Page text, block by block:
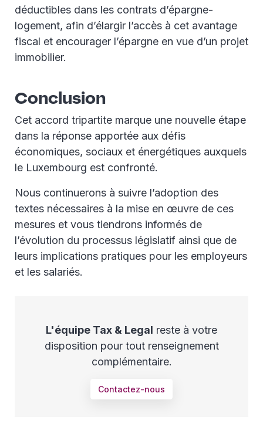
déductibles dans les contrats d’épargne-
logement, afin d’élargir l’accès à cet avantage
fiscal et encourager l’épargne en vue d’un projet
immobilier.
Conclusion
Cet accord tripartite marque une nouvelle étape
dans la réponse apportée aux défis
économiques, sociaux et énergétiques auxquels
le Luxembourg est confronté.
Nous continuerons à suivre l’adoption des
textes nécessaires à la mise en œuvre de ces
mesures et vous tiendrons informés de
l’évolution du processus législatif ainsi que de
leurs implications pratiques pour les employeurs
et les salariés.
L'équipe Tax & Legal reste à votre
disposition pour tout renseignement
complémentaire.
Contactez-nous